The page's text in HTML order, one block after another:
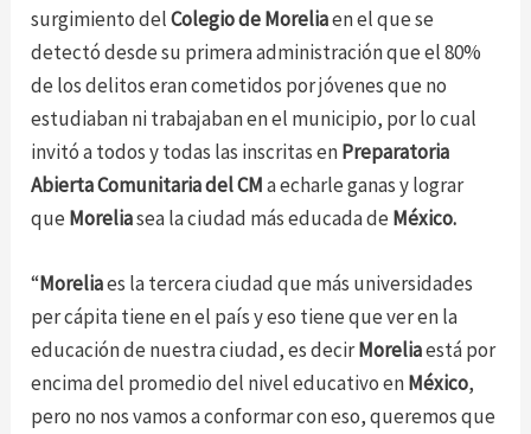
surgimiento delColegio de Moreliaen el que se
detectó desde su primera administración que el 80%
de los delitos eran cometidos por jóvenes que no
estudiaban ni trabajaban en el municipio, por lo cual
invitó a todos y todas las inscritas enPreparatoria
Abierta Comunitaria del CMa echarle ganas y lograr
que Moreliasea la ciudad más educada de México.
“Moreliaes la tercera ciudad que más universidades
per cápita tiene en el país y eso tiene que ver en la
educación de nuestra ciudad, es decirMoreliaestá por
encima del promedio del nivel educativo enMéxico,
pero no nos vamos a conformar con eso, queremos que